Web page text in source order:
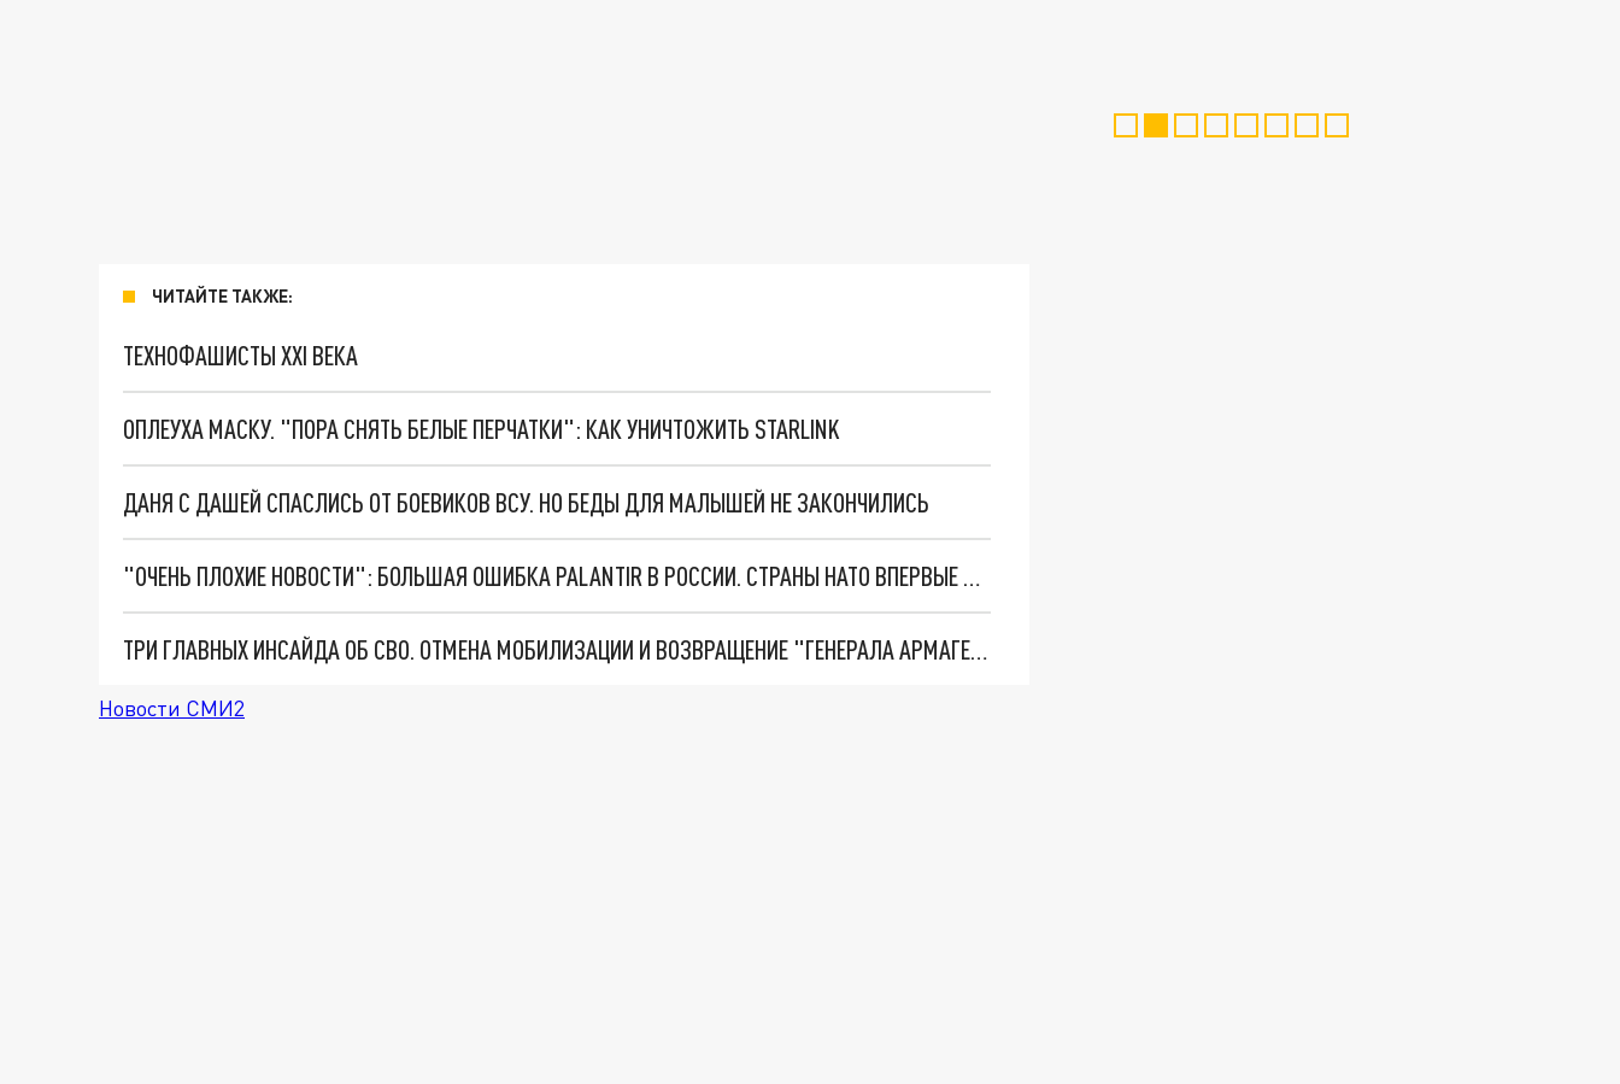
ЧИТАЙТЕ ТАКЖЕ:
ТЕХНОФАШИСТЫ XXI ВЕКА
ОПЛЕУХА МАСКУ. "ПОРА СНЯТЬ БЕЛЫЕ ПЕРЧАТКИ": КАК УНИЧТОЖИТЬ STARLINK
ДАНЯ С ДАШЕЙ СПАСЛИСЬ ОТ БОЕВИКОВ ВСУ. НО БЕДЫ ДЛЯ МАЛЫШЕЙ НЕ ЗАКОНЧИЛИСЬ
"ОЧЕНЬ ПЛОХИЕ НОВОСТИ": БОЛЬШАЯ ОШИБКА PALANTIR В РОССИИ. СТРАНЫ НАТО ВПЕРВЫЕ ЗА СВО ОСТАНОВИЛИ ПОСТАВКИ ОРУЖИЯ. ВСУ ТЕРЯЮТ ПРИГРАНИЧЬЕ?
ТРИ ГЛАВНЫХ ИНСАЙДА ОБ СВО. ОТМЕНА МОБИЛИЗАЦИИ И ВОЗВРАЩЕНИЕ "ГЕНЕРАЛА АРМАГЕДДОНА"? ОТЛИЧНЫЕ НОВОСТИ, КОТОРЫЕ ЖДАЛИ ВСЕ
Новости СМИ2